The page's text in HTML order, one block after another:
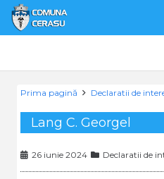
Prima pagină Declaratii de
Lang C. Georgel
26 iunie 2024 Declaratii de